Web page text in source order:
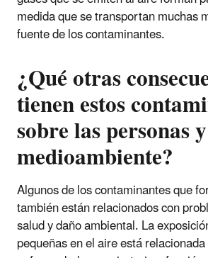
medida que se transportan muchas
fuente de los contaminantes.
¿Qué otras
tienen estos
sobre las personas
medioambiente?
Algunos de los contaminantes que
también están relacionados con
salud y daño ambiental. La
pequeñas en el aire está